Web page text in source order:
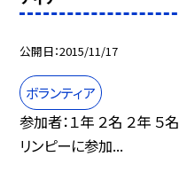
公開日 2015/11/17
ボランティア
参加者：１年 ２名 ２年 ５
リンピーに参加...